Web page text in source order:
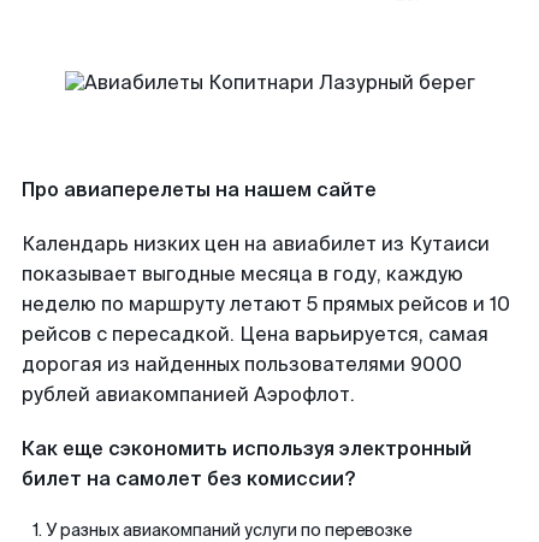
Про авиаперелеты на нашем сайте
Календарь низких цен на авиабилет из Кутаиси
показывает выгодные месяца в году, каждую
неделю по маршруту летают 5 прямых рейсов и 10
рейсов с пересадкой. Цена варьируется, самая
дорогая из найденных пользователями 9000
рублей авиакомпанией Аэрофлот.
Как еще сэкономить используя электронный
билет на самолет без комиссии?
У разных авиакомпаний услуги по перевозке